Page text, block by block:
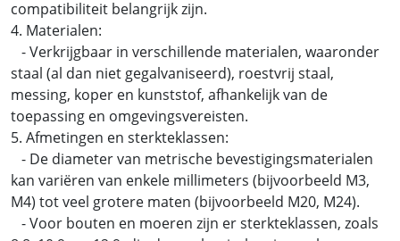
compatibiliteit belangrijk zijn.
4. Materialen:
- Verkrijgbaar in verschillende materialen, waaronder
staal (al dan niet gegalvaniseerd), roestvrij staal,
messing, koper en kunststof, afhankelijk van de
toepassing en omgevingsvereisten.
5. Afmetingen en sterkteklassen:
- De diameter van metrische bevestigingsmaterialen
kan variëren van enkele millimeters (bijvoorbeeld M3,
M4) tot veel grotere maten (bijvoorbeeld M20, M24).
- Voor bouten en moeren zijn er sterkteklassen, zoals